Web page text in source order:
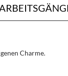
Charme.